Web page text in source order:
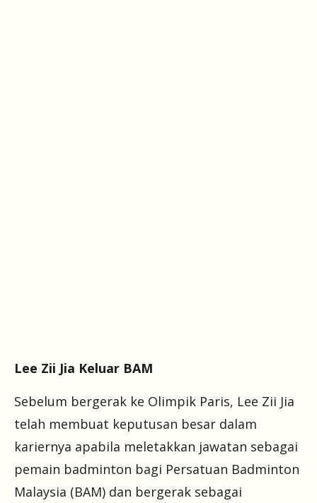
Lee Zii Jia Keluar BAM
Sebelum bergerak ke Olimpik Paris, Lee Zii Jia
telah membuat keputusan besar dalam
kariernya apabila meletakkan jawatan sebagai
pemain badminton bagi Persatuan Badminton
Malaysia (BAM) dan bergerak sebagai